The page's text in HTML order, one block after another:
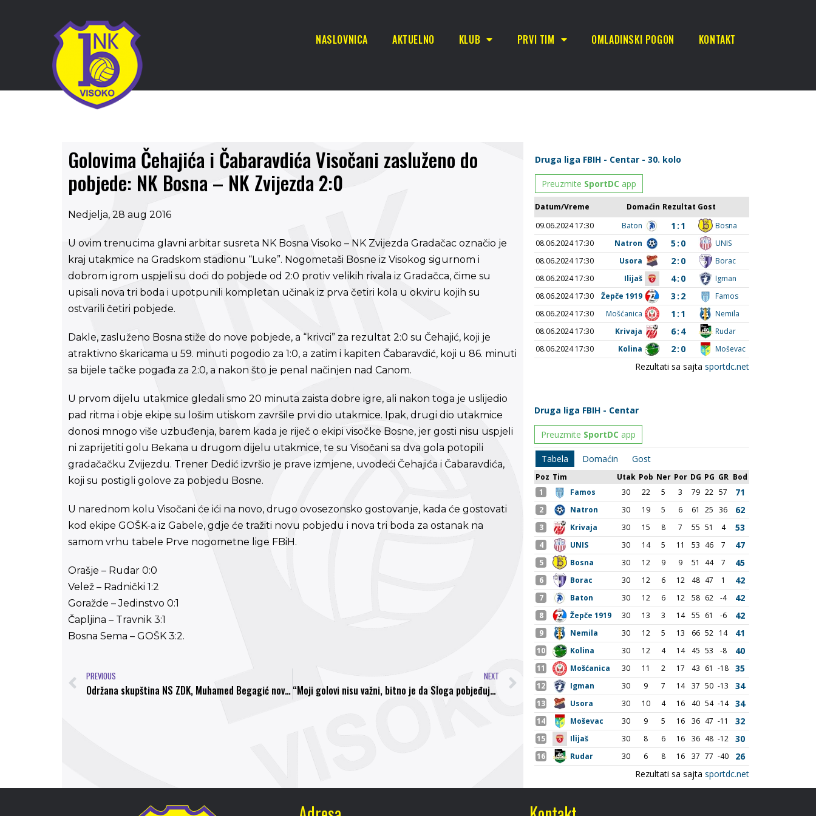
NASLOVNICA AKTUELNO KLUB PRVI TIM OMLADINSKI POGON KONTAKT
Golovima Čehajića i Čabaravdića Visočani zasluženo do
pobjede: NK Bosna – NK Zvijezda 2:0
Nedjelja, 28 aug 2016
U ovim trenucima glavni arbitar susreta NK Bosna Visoko – NK Zvijezda Gradačac označio je
kraj utakmice na Gradskom stadionu “Luke”. Nogometaši Bosne iz Visokog sigurnom i
dobrom igrom uspjeli su doći do pobjede od 2:0 protiv velikih rivala iz Gradačca, čime su
upisali nova tri boda i upotpunili kompletan učinak iz prva četiri kola u okviru kojih su
ostvarili četiri pobjede.
Dakle, zasluženo Bosna stiže do nove pobjede, a “krivci” za rezultat 2:0 su Čehajić, koji je
atraktivno škaricama u 59. minuti pogodio za 1:0, a zatim i kapiten Čabaravdić, koji u 86. minuti
sa bijele tačke pogađa za 2:0, a nakon što je penal načinjen nad Canom.
U prvom dijelu utakmice gledali smo 20 minuta zaista dobre igre, ali nakon toga je uslijedio
pad ritma i obje ekipe su lošim utiskom završile prvi dio utakmice. Ipak, drugi dio utakmice
donosi mnogo više uzbuđenja, barem kada je riječ o ekipi visočke Bosne, jer gosti nisu uspjeli
ni zaprijetiti golu Bekana u drugom dijelu utakmice, te su Visočani sa dva gola potopili
gradačačku Zvijezdu. Trener Dedić izvršio je prave izmjene, uvodeći Čehajića i Čabaravdića,
koji su postigli golove za pobjedu Bosne.
U narednom kolu Visočani će ići na novo, drugo ovosezonsko gostovanje, kada će gostovati
kod ekipe GOŠK-a iz Gabele, gdje će tražiti novu pobjedu i nova tri boda za ostanak na
samom vrhu tabele Prve nogometne lige FBiH.
Orašje – Rudar 0:0
Velež – Radnički 1:2
Goražde – Jedinstvo 0:1
Čapljina – Travnik 3:1
Bosna Sema – GOŠK 3:2.
PREVIOUS
Održana skupština NS ZDK, Muhamed Begagić novi-stari predsjednik
NEXT
“Moji golovi nisu važni, bitno je da Sloga pobjeđuje”